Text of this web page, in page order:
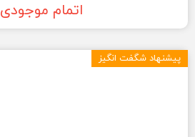
اتمام موجودی
پیشنهاد شگفت انگیز